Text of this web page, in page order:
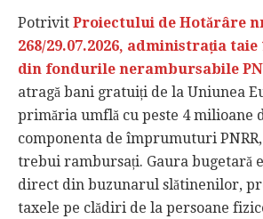
Potrivit Proiectului de Hotărâre
268/29.07.2026, administrația
din fondurile nerambursabile
atragă bani gratuiți de la Uniunea
primăria umflă cu peste 4 milioane
componenta de împrumuturi
trebui rambursați. Gaura bugetară
direct din buzunarul slătinenilor,
taxele pe clădiri de la persoane